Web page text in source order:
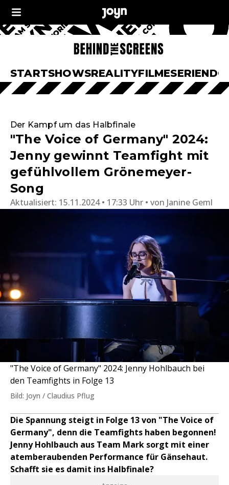
STARTSHOWSREALITYFILMESERIEN
Der Kampf um das Halbfinale
"The Voice of Germany" 2024:
Jenny gewinnt Teamfight mit
gefühlvollem Grönemeyer-
Song
Aktualisiert: 15.11.2024 • 17:33 Uhr von Janine Geml
"The Voice of Germany" 2024: Jenny Hohlbauch bei
den Teamfights in Folge 13
Bild: Joyn / Claudius Pflug
Die Spannung steigt in Folge 13 von "The Voice of
Germany", denn die Teamfights haben begonnen!
Jenny Hohlbauch aus Team Mark sorgt mit einer
atemberaubenden Performance für Gänsehaut.
Schafft sie es damit ins Halbfinale?